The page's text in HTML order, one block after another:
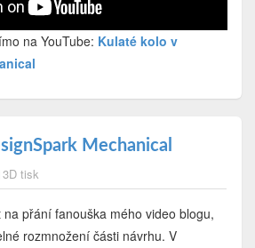
na YouTube: Kulaté kolo v
Mechanical
3D tisk
přání fanouška mého video blogu,
rozmnožení části návrhu. V